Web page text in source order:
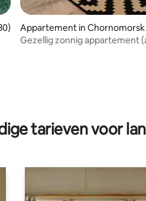
beoordeling van 5 op 5, 30
Appartement in Chornomorsk
Gezellig zonnig appartement
tarieven voor